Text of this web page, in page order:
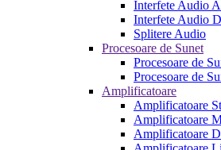
Interfete Audio
Interfete Audio
Splitere Audio
Procesoare de Sunet
Procesoare de
Procesoare de
Amplificatoare
Amplificatoare
Amplificatoare
Amplificatoare